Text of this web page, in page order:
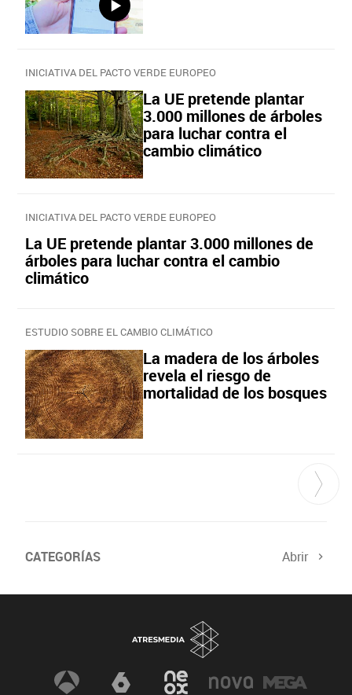
INICIATIVA DEL PACTO VERDE EUROPEO
La UE pretende plantar
3.000 millones de árboles
para luchar contra el
cambio climático
INICIATIVA DEL PACTO VERDE EUROPEO
La UE pretende plantar 3.000 millones de
árboles para luchar contra el cambio
climático
ESTUDIO SOBRE EL CAMBIO CLIMÁTICO
La madera de los árboles
revela el riesgo de
mortalidad de los bosques
CATEGORÍAS Abrir